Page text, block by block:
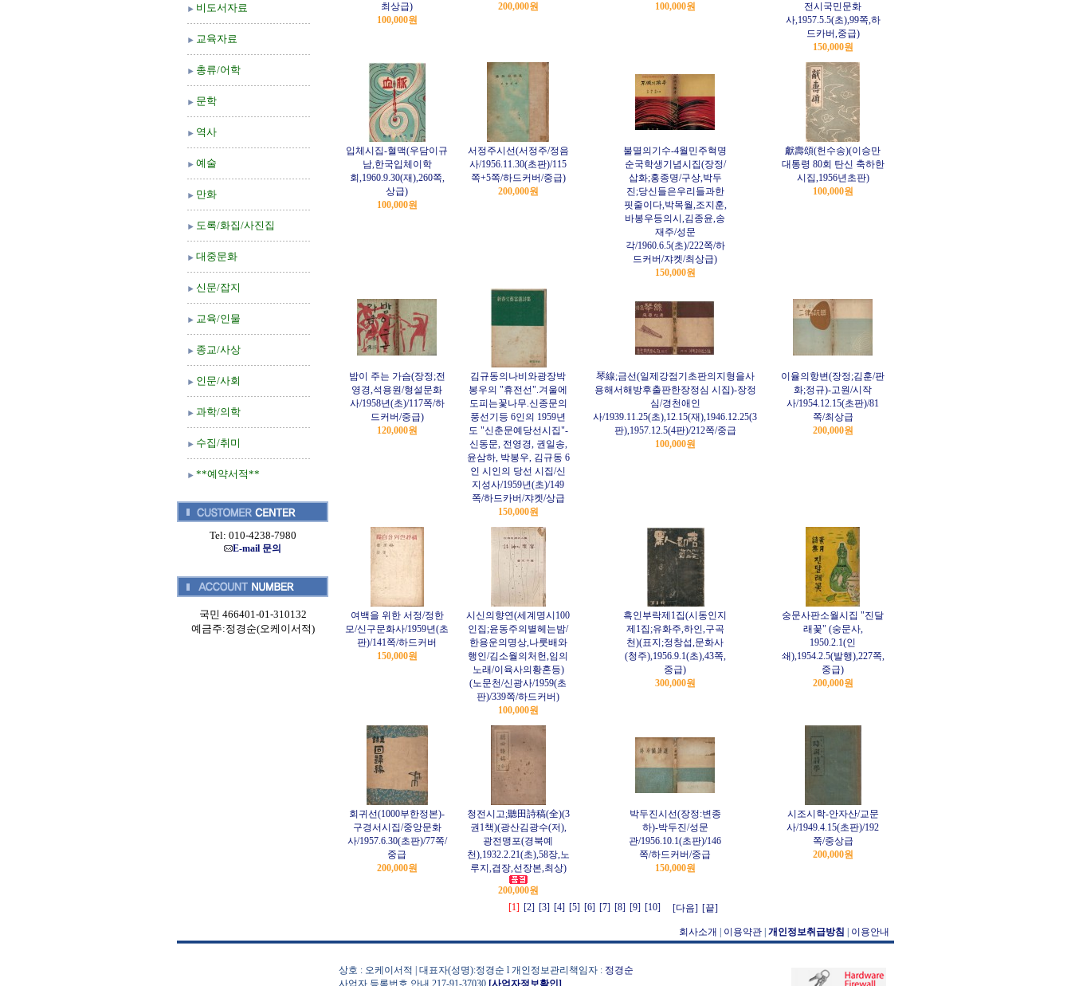
비도서자료
교육자료
총류/어학
문학
역사
예술
만화
도록/화집/사진집
대중문화
신문/잡지
교육/인물
종교/사상
인문/사회
과학/의학
수집/취미
**예약서적**
Tel: 010-4238-7980
E-mail 문의
국민 466401-01-310132
예금주:정경순(오케이서적)
최상급)
100,000원
200,000원
100,000원
전시국민문화
사,1957.5.5(초),99쪽,하
드카버,중급)
150,000원
입체시집-혈맥(우담이규
남,한국입체이학
회,1960.9.30(재),260쪽,
상급)
100,000원
서정주시선(서정주/정음
사/1956.11.30(초판)/115
쪽+5쪽/하드커버/중급)
200,000원
불멸의기수-4월민주혁명
순국학생기념시집(장정/
삽화;홍종명/구상,박두
진;당신들은우리들과한
핏줄이다,박목월,조지훈,
바봉우등의시,김종윤,송
재주/성문
각/1960.6.5(초)/222쪽/하
드커버/쟈켓/최상급)
150,000원
獻壽頌(헌수송)(이승만
대통령 80회 탄신 축하한
시집,1956년초판)
100,000원
밤이 주는 가슴(장정;전
영경,석용원/형설문화
사/1958년(초)/117쪽/하
드커버/중급)
120,000원
김규동의나비와광장박
봉우의 "휴전선".겨울에
도피는꽃나무.신종문의
풍선기등 6인의 1959년
도 "신춘문예당선시집"-
신동문, 전영경, 권일송,
윤삼하, 박봉우, 김규동 6
인 시인의 당선 시집/신
지성사/1959년(초)/149
쪽/하드카버/쟈켓/상급
150,000원
琴線;금선(일제강점기초판의지형을사
용해서해방후출판한장정심 시집)-장정
심/경천애인
사/1939.11.25(초),12.15(재),1946.12.25(3
판),1957.12.5(4판)/212쪽/중급
100,000원
이율의항변(장정;김훈/판
화;정규)-고원/시작
사/1954.12.15(초판)/81
쪽/최상급
200,000원
여백을 위한 서정/정한
모/신구문화사/1959년(초
판)/141쪽/하드커버
150,000원
시신의향연(세계명시100
인집;윤동주의별헤는밤/
한용운의명상,나룻배와
행인/김소월의처헌,임의
노래/이육사의황혼등)
(노문천/신광사/1959(초
판)/339쪽/하드커버)
100,000원
흑인부락제1집(시동인지
제1집;유화주,하인,구곡
천)(표지;정창섭,문화사
(청주),1956.9.1(초),43쪽,
중급)
300,000원
숭문사판소월시집 "진달
래꽃" (숭문사,
1950.2.1(인
쇄),1954.2.5(발행),227쪽,
중급)
200,000원
회귀선(1000부한정본)-
구경서시집/중앙문화
사/1957.6.30(초판)/77쪽/
중급
200,000원
청전시고;聽田詩稿(全)(3
권1책)(광산김광수(저),
광전맹포(경북예
천),1932.2.21(초),58장,노
루지,겹장,선장본,최상)
200,000원
박두진시선(장정:변종
하)-박두진/성문
관/1956.10.1(초판)/146
쪽/하드커버/중급
150,000원
시조시학-안자산/교문
사/1949.4.15(초판)/192
쪽/중상급
200,000원
[1] [2] [3] [4] [5] [6] [7] [8] [9] [10] [다음] [끝]
회사소개 이용약관 개인정보취급방침 이용안내
상호 : 오케이서적 | 대표자(성명):정경순 l 개인정보관리책임자 : 정경순
사업자 등록번호 안내 217-91-37030 [사업자정보확인]